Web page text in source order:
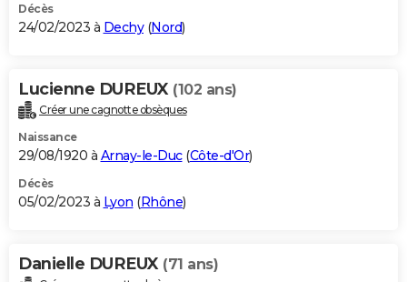
Décès
24/02/2023 à Dechy(Nord)
Lucienne DUREUX (102 ans)
Créer une cagnotte obsèques
Naissance
29/08/1920 à Arnay-le-Duc(Côte-d'Or)
Décès
05/02/2023 à Lyon (Rhône)
Danielle DUREUX (71 ans)